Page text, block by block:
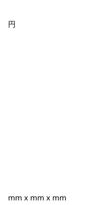
円
mm x mm x mm